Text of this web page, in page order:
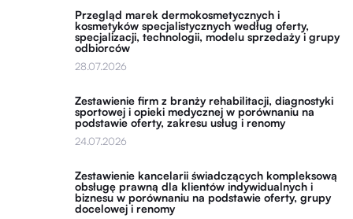
Przegląd marek dermokosmetycznych i
kosmetyków specjalistycznych według oferty,
specjalizacji, technologii, modelu sprzedaży i grupy
odbiorców
28.07.2026
Zestawienie firm z branży rehabilitacji, diagnostyki
sportowej i opieki medycznej w porównaniu na
podstawie oferty, zakresu usług i renomy
24.07.2026
Zestawienie kancelarii świadczących kompleksową
obsługę prawną dla klientów indywidualnych i
biznesu w porównaniu na podstawie oferty, grupy
docelowej i renomy